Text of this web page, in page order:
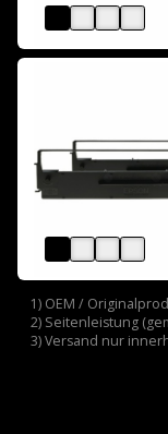
1) OEM /
2) Seitenleistung
3) Versand nur